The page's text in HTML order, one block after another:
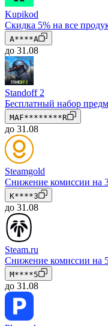
Kupikod
Скидка 5% на все
A****A
до 31.08
Standoff 2
Бесплатный набор
MAF********R
до 31.08
Steamgold
Снижение комиссии на
K****3
до 31.08
Steam.ru
Снижение комиссии на
M****5
до 31.08